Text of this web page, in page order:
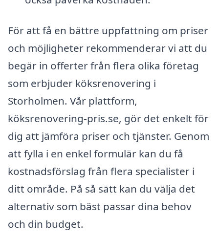
För att få en bättre uppfattning om priser
och möjligheter rekommenderar vi att du
begär in offerter från flera olika företag
som erbjuder köksrenovering i
Storholmen. Vår plattform,
köksrenovering-pris.se, gör det enkelt för
dig att jämföra priser och tjänster. Genom
att fylla i en enkel formulär kan du få
kostnadsförslag från flera specialister i
ditt område. På så sätt kan du välja det
alternativ som bäst passar dina behov
och din budget.